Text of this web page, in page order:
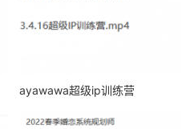
ayawawa超级ip训练营